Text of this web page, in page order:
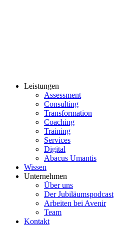
Leistungen
Assessment
Consulting
Transformation
Coaching
Training
Services
Digital
Abacus Umantis
Wissen
Unternehmen
Über uns
Der Jubiläumspodcast
Arbeiten bei Avenir
Team
Kontakt